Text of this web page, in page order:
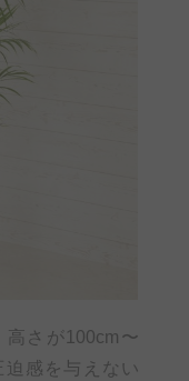
さが100cm〜
迫感を与えない